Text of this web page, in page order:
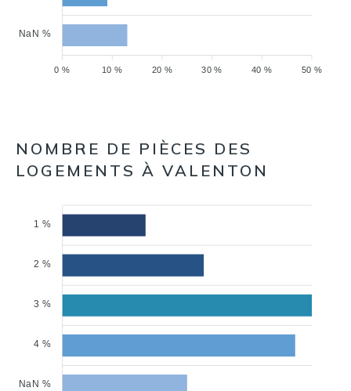
NaN %
50 %
40 %
30 %
20 %
10 %
0 %
NOMBRE DE PIÈCES DES
LOGEMENTS À VALENTON
1 %
2 %
3 %
4 %
NaN %